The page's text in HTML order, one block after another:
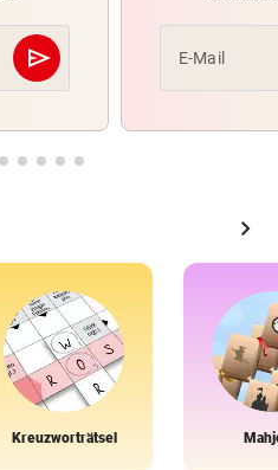
send
Abschicken E-Mail
chevron_right
Kreuzworträtsel